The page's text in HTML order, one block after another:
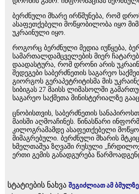
ბერძნული მხარე ირწმუნება, რომ
ასაფეთქებელი მოწყობილობა იყო
უკრაინული იყო.
როგორც ბერძნული მედია იუწყება,
სამართალდამცველების მიერ
დაადასტურა, რომ დრონი არის
შედეგები საბერძნეთის საგარეო
გიორგოს გერაპეტრიტისმა მის
სიბიგას 27 მაისს ლიმასოლში
საგარეო საქმეთა მინისტერიალზე
ცნობისთვის, საბერძნეთის
მაისში აღმოაჩინეს. წინასწარი
კილოგრამამდე ასაფეთქებელი
მიმაგრებული. ბერძნული მხარის
ხმელთაშუა ზღვაში რუსული
ერთი გემის განადგურება
სტატიების ნახვა შეგიძლიათ ამ ბმულზე